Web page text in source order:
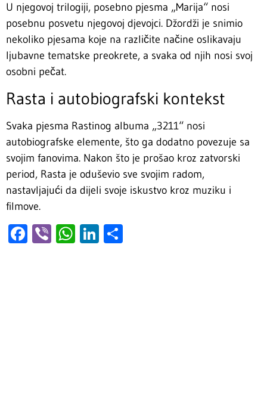
U njegovoj trilogiji, posebno pjesma „Marija“ nosi
posebnu posvetu njegovoj djevojci. Džordži je snimio
nekoliko pjesama koje na različite načine oslikavaju
ljubavne tematske preokrete, a svaka od njih nosi svoj
osobni pečat.
Rasta i autobiografski kontekst
Svaka pjesma Rastinog albuma „3211“ nosi
autobiografske elemente, što ga dodatno povezuje sa
svojim fanovima. Nakon što je prošao kroz zatvorski
period, Rasta je oduševio sve svojim radom,
nastavljajući da dijeli svoje iskustvo kroz muziku i
filmove.
Facebook
ViberWhatsApp
LinkedIn